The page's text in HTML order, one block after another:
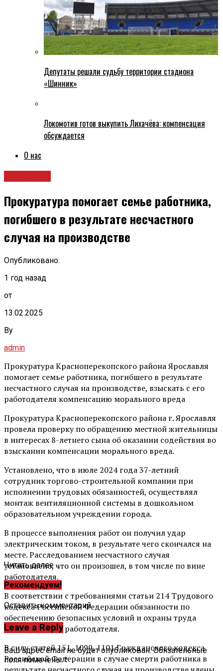
Депутаты решали судьбу территории стадиона
«Шинник»
Локомотив готов выкупить Лихачёва: компенсация
обсуждается
О нас
Прокуратура помогает семье работника,
погибшего в результате несчастного
случая на производстве
Опубликовано:
1 год назад
от
13.02.2025
By
admin
Прокуратура Красноперекопского района Ярославля
помогает семье работника, погибшего в результате
несчастного случая на производстве, взыскать с его
работодателя компенсацию морального вреда
Прокуратура Красноперекопского района г. Ярославля
провела проверку по обращению местной жительницы
в интересах 8-летнего сына об оказании содействия во
взыскании компенсации морального вреда.
Установлено, что в июле 2024 года 37-летний
сотрудник торгово-строительной компании при
исполнении трудовых обязанностей, осуществлял
монтаж вентиляционной системы в дошкольном
образовательном учреждении города.
В процессе выполнения работ он получил удар
электрическим током, в результате чего скончался на
месте. Расследованием несчастного случая
установлено, что он произошел, в том числе по вине
работодателя.
В соответствии с требованиями статьи 214 Трудового
кодекса Российской Федерации обязанности по
обеспечению безопасных условий и охраны труда
возлагаются на работодателя.
В силу статей 151, 1099, 1101 Гражданского кодекса
Российской Федерации в случае смерти работника в
Читать далее ...
Рекомендуем!
Оставить комментарий
Leave a Reply
Ваш адрес email не будет опубликован. Обязательные
поля помечены*